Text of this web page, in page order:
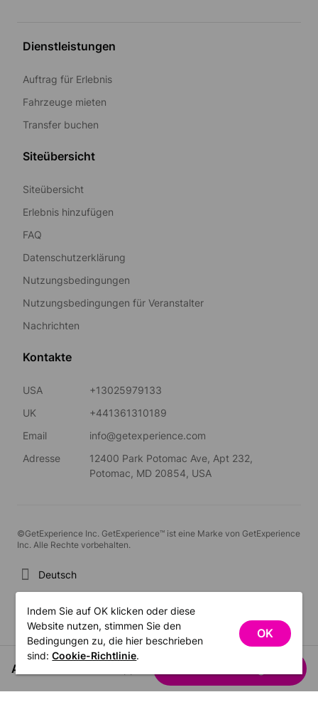
Dienstleistungen
Auftrag für Erlebnis
Fahrzeuge mieten
Transfer buchen
Siteübersicht
Siteübersicht
Erlebnis hinzufügen
FAQ
Datenschutzerklärung
Nutzungsbedingungen
Nutzungsbedingungen für Veranstalter
Nachrichten
Kontakte
USA
+13025979133
UK
+441361310189
Email
info@getexperience.com
Adresse
12400 Park Potomac Ave, Apt 232,
Potomac, MD 20854, USA
©GetExperience Inc. GetExperience™ ist eine Marke von GetExperience
Inc. Alle Rechte vorbehalten.
Deutsch
Ab US$386.70
Indem Sie auf OK klicken oder diese
Website nutzen, stimmen Sie den
Bedingungen zu, die hier beschrieben
sind:Cookie-Richtlinie.
OK